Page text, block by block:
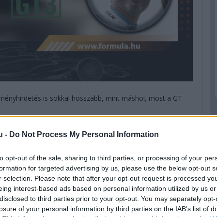
- Do Not Process My Personal Information
opt-out of the sale, sharing to third parties, or processing of your
for targeted advertising by us, please use the below opt-out
selection. Please note that after your opt-out request is processed
interest-based ads based on personal information utilized by us
to third parties prior to your opt-out. You may separately
of your personal information by third parties on the IAB’s list of
is sokkal hosszabb, mint máshol, most a GT-
és nem is érdemes, hogy három év alatt két első és
csapata. A csapatot gründoló Smiechowski hétből hét
úrral járt Le Mans-ban, nyilván nem is értek célba soha,
meg a legendás futamon.